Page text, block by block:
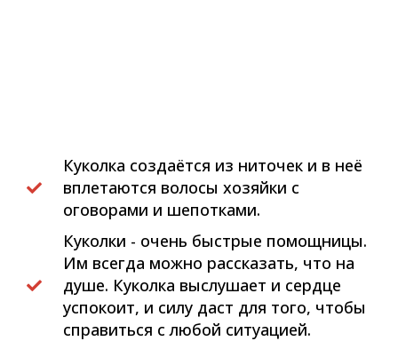
Куколка создаётся из ниточек и в неё
вплетаются волосы хозяйки с
оговорами и шепотками.
Куколки - очень быстрые помощницы.
Им всегда можно рассказать, что на
душе. Куколка выслушает и сердце
успокоит, и силу даст для того, чтобы
справиться с любой ситуацией.